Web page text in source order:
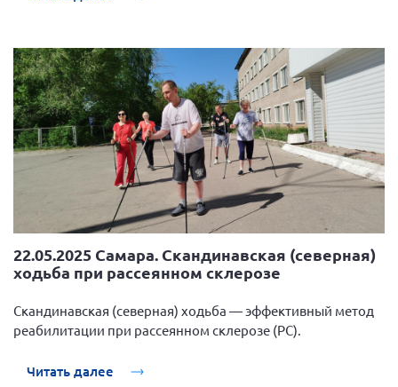
Мурманская область
Новгородская область
Новосибирская область
Омская область
Оренбургская область
Пензенская область
Республика Башкортостан
Республика Бурятия
Республика Карелия
Республика Хакасия
г. Санкт-Петербург
22.05.2025 Самара. Скандинавская (северная)
ходьба при рассеянном склерозе
Скандинавская (северная) ходьба — эффективный метод
реабилитации при рассеянном склерозе (РС).
Читать далее